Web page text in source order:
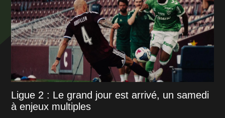
Ligue 2 : Le grand jour est arrivé, un samedi
à enjeux multiples